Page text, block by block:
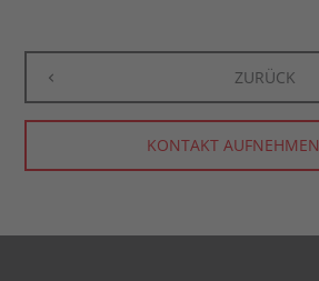
ZURÜCK
KONTAKT AUFNEHMEN